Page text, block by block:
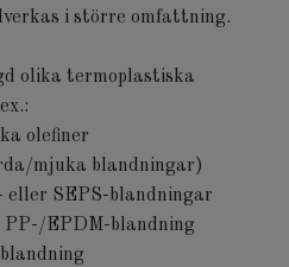
i större omfattning.
olika termoplastiska
olefiner
mjuka blandningar)
eller SEPS-blandningar
EPDM-blandning